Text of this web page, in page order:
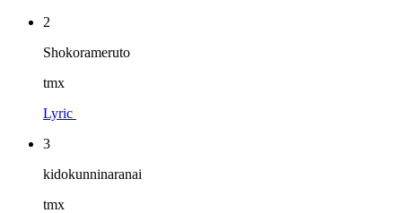
2
Shokorameruto
tmx
Lyric
3
kidokunninaranai
tmx